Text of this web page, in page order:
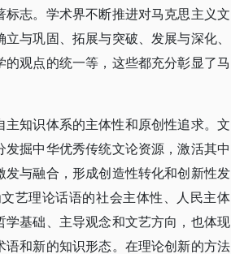
志。学术界不断推进对马克思主义文
与巩固、拓展与突破、发展与深化、
观点的统一等，这些都充分彰显了马
知识体系的主体性和原创性追求。文
掘中华优秀传统文论资源，激活其中
与融合，形成创造性转化和创新性发
艺理论话语的社会主体性、人民主体
基础、主导观念和文艺方向，也体现
和新的知识形态。在理论创新的方法